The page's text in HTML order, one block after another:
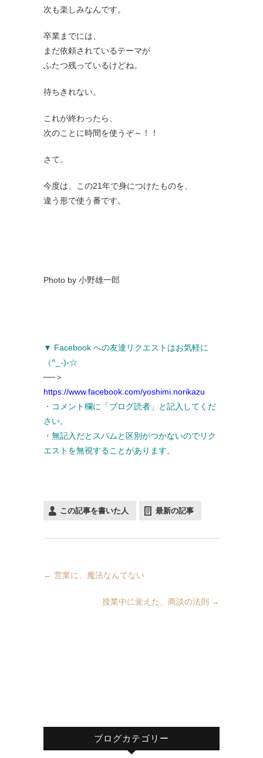
次も楽しみなんです。
卒業までには、
まだ依頼されているテーマが
ふたつ残っているけどね。
待ちきれない。
これが終わったら、
次のことに時間を使うぞ～！！
さて。
今度は、この21年で身につけたものを、
違う形で使う番です。
Photo by 小野雄一郎
▼ Facebook への友達リクエストはお気軽に
（^_-)-☆
──＞
https://www.facebook.com/yoshimi.norikazu
・コメント欄に「ブログ読者」と記入してくだ
さい。
・無記入だとスパムと区別がつかないのでリク
エストを無視することがあります。
この記事を書いた人 最新の記事
← 営業に、魔法なんてない
授業中に覚えた、商談の法則 →
ブログカテゴリー